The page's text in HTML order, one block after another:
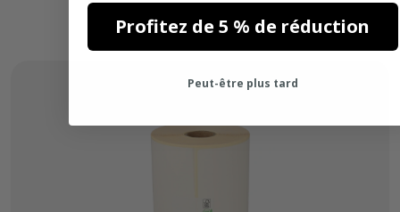
Profitez de 5 % de réduction
Peut-être plus tard